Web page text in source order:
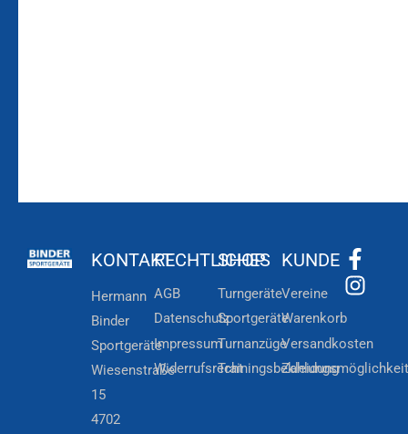
KONTAKT
Hermann
Binder
Sportgeräte
Wiesenstraße
15
4702
RECHTLICHES
AGB
Datenschutz
Impressum
Widerrufsrecht
SHOP
Turngeräte
Sportgeräte
Turnanzüge
Trainingsbekleidung
KUNDE
Vereine
Warenkorb
Versandkosten